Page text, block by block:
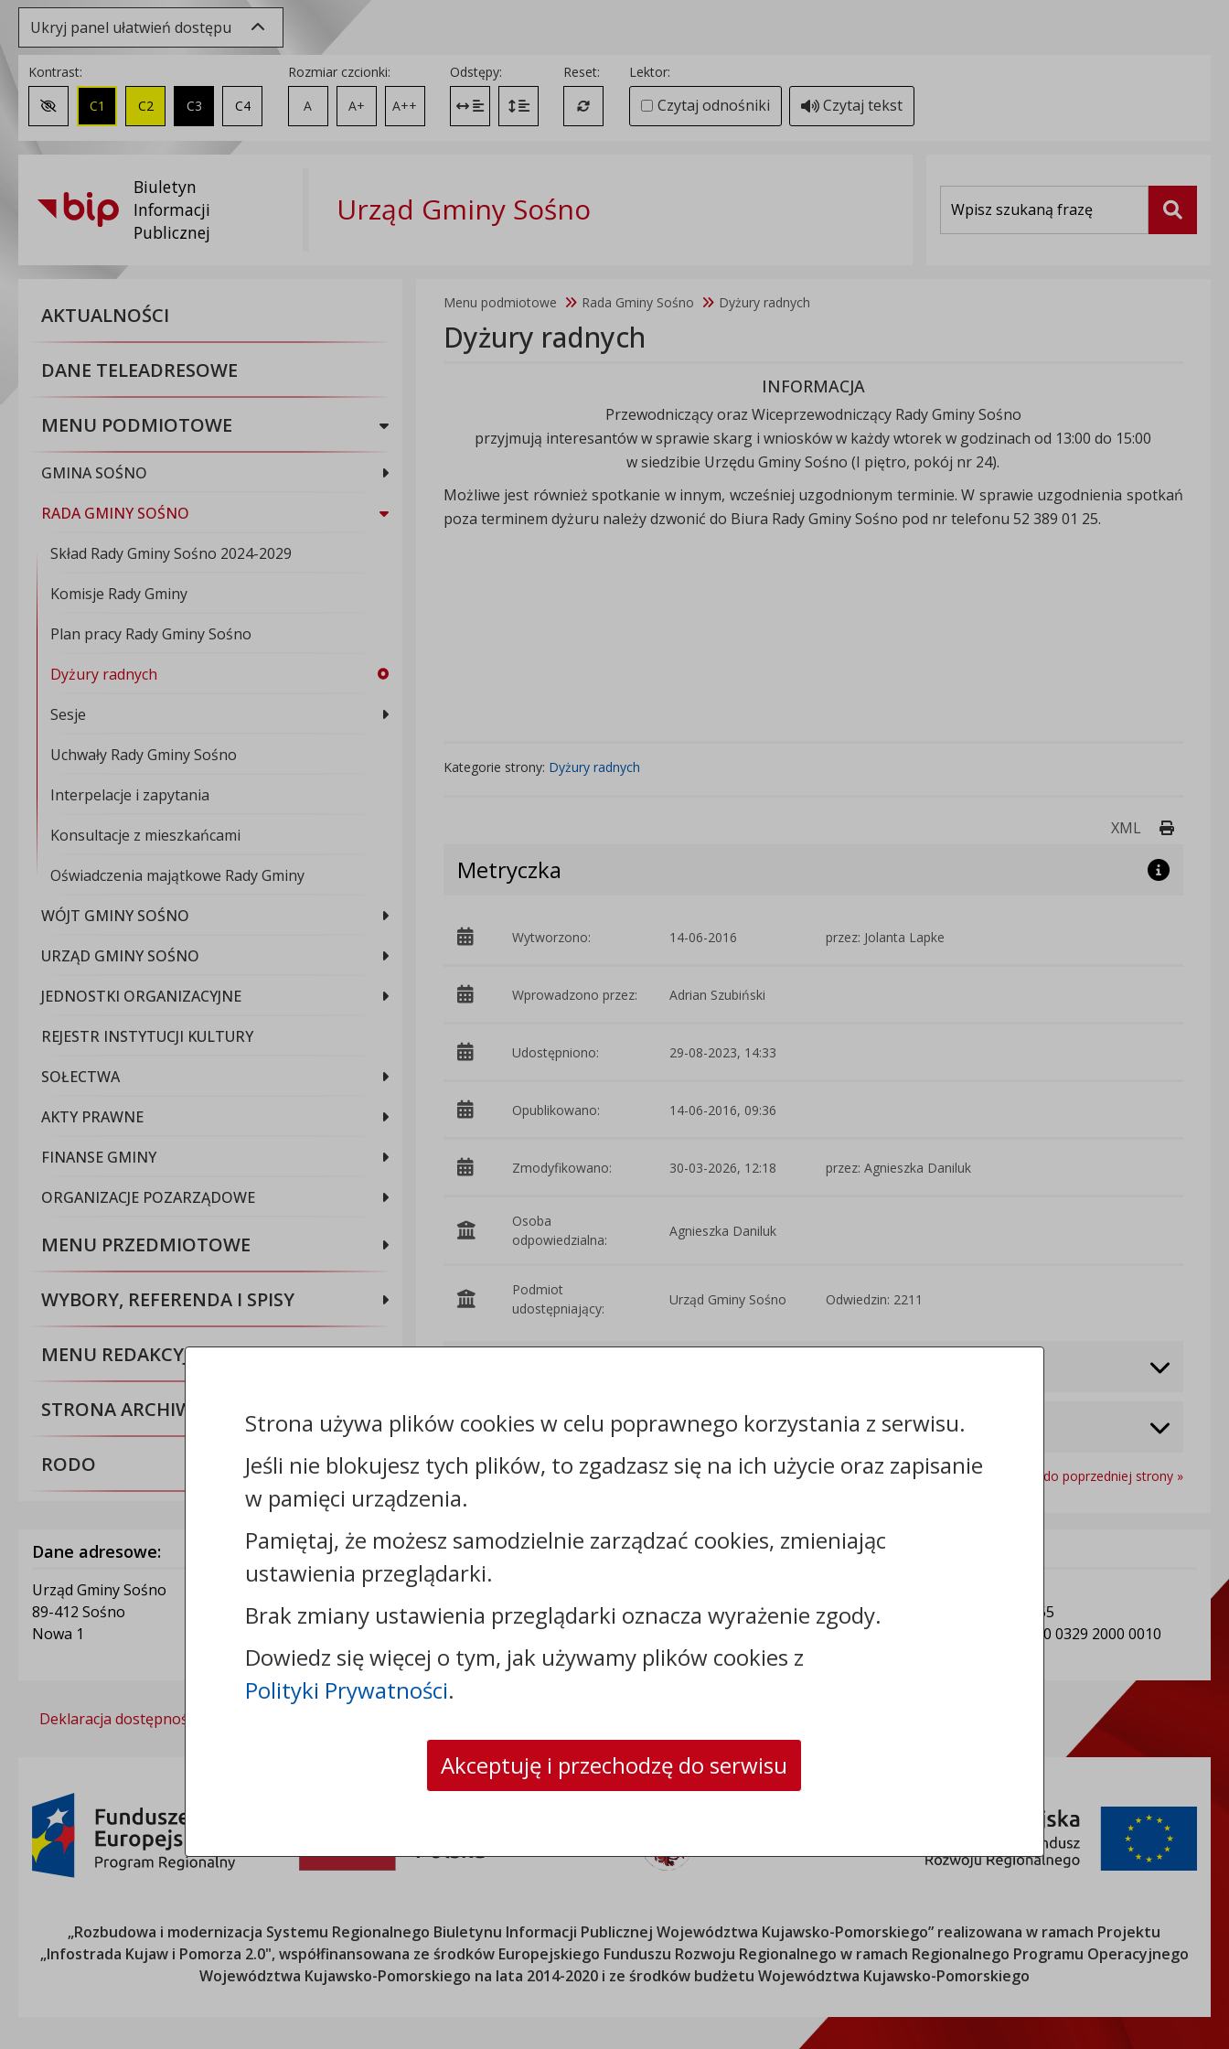
Ukryj panel ułatwień dostępu
Kontrast:
Zmień kontrast na domyślny
C1 C2 C3 C4
Rozmiar czcionki:
A
A+ A++
Odstępy:
Zmień odstęp między literami
Zmień interlinię i margines między paragrafami
Reset:
Przywróć ustawienia domyślne
Lektor:
Czytaj odnośniki Czytaj tekst
Biuletyn
Informacji
Publicznej
Urząd Gminy Sośno Szukaj
AKTUALNOŚCI
DANE TELEADRESOWE
MENU PODMIOTOWE
GMINA SOŚNO
RADA GMINY SOŚNO
Skład Rady Gminy Sośno 2024-2029
Komisje Rady Gminy
Plan pracy Rady Gminy Sośno
Dyżury radnych
Sesje
Uchwały Rady Gminy Sośno
Interpelacje i zapytania
Konsultacje z mieszkańcami
Oświadczenia majątkowe Rady Gminy
WÓJT GMINY SOŚNO
URZĄD GMINY SOŚNO
JEDNOSTKI ORGANIZACYJNE
REJESTR INSTYTUCJI KULTURY
SOŁECTWA
AKTY PRAWNE
FINANSE GMINY
ORGANIZACJE POZARZĄDOWE
MENU PRZEDMIOTOWE
WYBORY, REFERENDA I SPISY
MENU REDAKCYJNE
STRONA ARCHIWALNA BIP
RODO
Menu podmiotowe Rada Gminy Sośno Dyżury radnych
Dyżury radnych
INFORMACJA
Przewodniczący oraz Wiceprzewodniczący Rady Gminy Sośno
przyjmują interesantów w sprawie skarg i wniosków w każdy wtorek w godzinach od 13:00 do 15:00
w siedzibie Urzędu Gminy Sośno (I piętro, pokój nr 24).
Możliwe jest również spotkanie w innym, wcześniej uzgodnionym terminie. W sprawie uzgodnienia spotkań
poza terminem dyżuru należy dzwonić do Biura Rady Gminy Sośno pod nr telefonu 52 389 01 25.
Kategorie strony: Dyżury radnych
XML Drukuj
Metryczka
Wytworzono: 14-06-2016 przez: Jolanta Lapke
Wprowadzono przez: Adrian Szubiński
Udostępniono: 29-08-2023, 14:33
Opublikowano: 14-06-2016, 09:36
Zmodyfikowano: 30-03-2026, 12:18 przez: Agnieszka Daniluk
Osoba
odpowiedzialna:
Agnieszka Daniluk
Podmiot
udostępniający:
Urząd Gminy Sośno Odwiedzin: 2211
Rejestr zmian
Powrót do poprzedniej strony »
Dane adresowe:
Urząd Gminy Sośno
89-412 Sośno
Nowa 1
Kontakt:
tel.:
e-mail:sekretariat@sosno.pl
skrytka ePUAP: /0413032/SkrytkaESP
strona www:sosno.pl
Informacje dodatkowe:
REGON: Gmina Sośno: 092350955
Numer konta: 91 8162 0003 0000 0329 2000 0010
Deklaracja dostępności
„Rozbudowa i modernizacja Systemu Regionalnego Biuletynu Informacji PublicznejWojewództwa Kujawsko-Pomorskiego” realizowana w ramach Projektu
„Infostrada Kujaw i Pomorza 2.0", współfinansowana ze środków Europejskiego Funduszu Rozwoju Regionalnego w ramach Regionalnego Programu Operacyjnego
Województwa Kujawsko-Pomorskiego na lata 2014-2020 i ze środków budżetu Województwa Kujawsko-Pomorskiego
Strona używa plików cookies w celu poprawnego korzystania z serwisu.
Jeśli nie blokujesz tych plików, to zgadzasz się na ich użycie oraz zapisanie
w pamięci urządzenia.
Pamiętaj, że możesz samodzielnie zarządzać cookies, zmieniając
ustawienia przeglądarki.
Brak zmiany ustawienia przeglądarki oznacza wyrażenie zgody.
Dowiedz się więcej o tym, jak używamy plików cookies z
Polityki Prywatności.
Akceptuję i przechodzę do serwisu